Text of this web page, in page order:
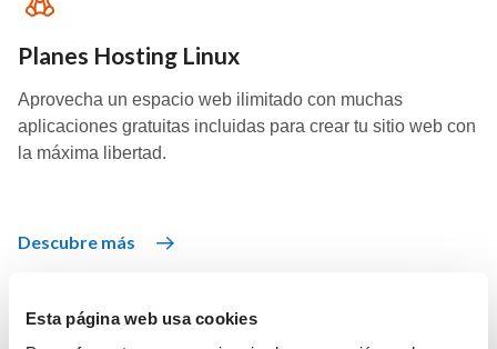
Esta página web usa cookies
Planes Hosting Linux
Aprovecha un espacio web ilimitado con muchas
aplicaciones gratuitas incluidas para crear tu sitio web con
la máxima libertad.
Descubre más